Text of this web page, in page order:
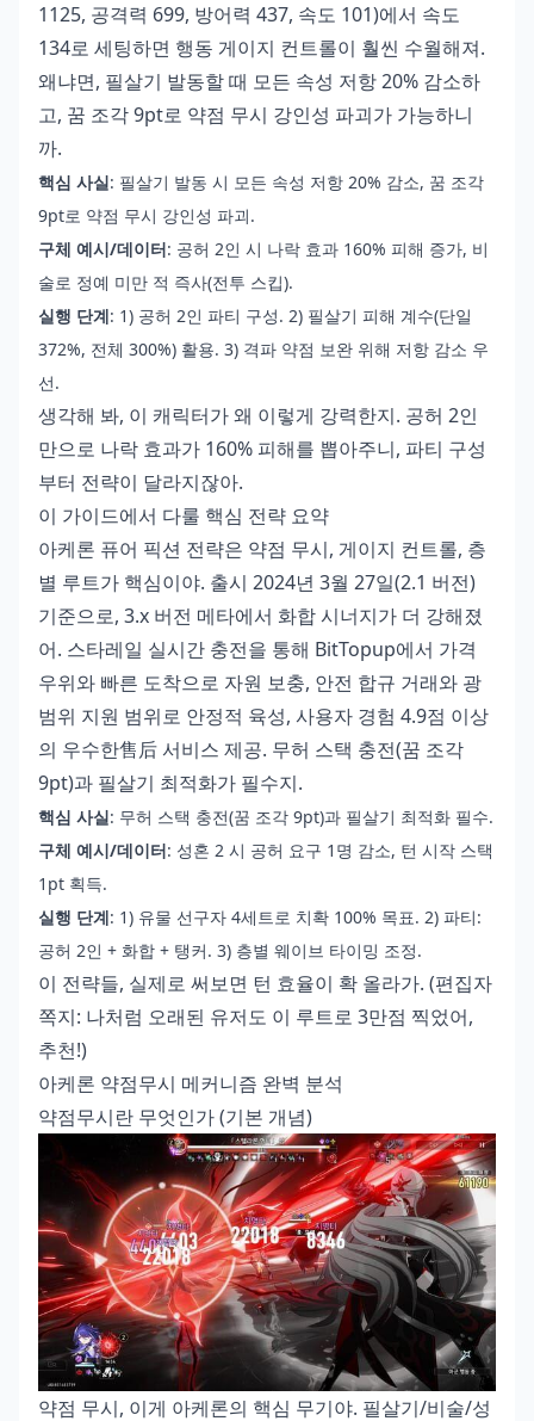
1125, 공격력 699, 방어력 437, 속도 101)에서 속도
134로 세팅하면 행동 게이지 컨트롤이 훨씬 수월해져.
왜냐면, 필살기 발동할 때 모든 속성 저항 20% 감소하
고, 꿈 조각 9pt로 약점 무시 강인성 파괴가 가능하니
까.
핵심 사실: 필살기 발동 시 모든 속성 저항 20% 감소, 꿈 조각
9pt로 약점 무시 강인성 파괴.
구체 예시/데이터: 공허 2인 시 나락 효과 160% 피해 증가, 비
술로 정예 미만 적 즉사(전투 스킵).
실행 단계: 1) 공허 2인 파티 구성. 2) 필살기 피해 계수(단일
372%, 전체 300%) 활용. 3) 격파 약점 보완 위해 저항 감소 우
선.
생각해 봐, 이 캐릭터가 왜 이렇게 강력한지. 공허 2인
만으로 나락 효과가 160% 피해를 뽑아주니, 파티 구성
부터 전략이 달라지잖아.
이 가이드에서 다룰 핵심 전략 요약
아케론 퓨어 픽션 전략은 약점 무시, 게이지 컨트롤, 층
별 루트가 핵심이야. 출시 2024년 3월 27일(2.1 버전)
기준으로, 3.x 버전 메타에서 화합 시너지가 더 강해졌
어. 스타레일 실시간 충전을 통해 BitTopup에서 가격
우위와 빠른 도착으로 자원 보충, 안전 합규 거래와 광
범위 지원 범위로 안정적 육성, 사용자 경험 4.9점 이상
의 우수한售后 서비스 제공. 무허 스택 충전(꿈 조각
9pt)과 필살기 최적화가 필수지.
핵심 사실: 무허 스택 충전(꿈 조각 9pt)과 필살기 최적화 필수.
구체 예시/데이터: 성혼 2 시 공허 요구 1명 감소, 턴 시작 스택
1pt 획득.
실행 단계: 1) 유물 선구자 4세트로 치확 100% 목표. 2) 파티:
공허 2인 + 화합 + 탱커. 3) 층별 웨이브 타이밍 조정.
이 전략들, 실제로 써보면 턴 효율이 확 올라가. (편집자
쪽지: 나처럼 오래된 유저도 이 루트로 3만점 찍었어,
추천!)
아케론 약점무시 메커니즘 완벽 분석
약점무시란 무엇인가 (기본 개념)
약점 무시, 이게 아케론의 핵심 무기야. 필살기/비술/성